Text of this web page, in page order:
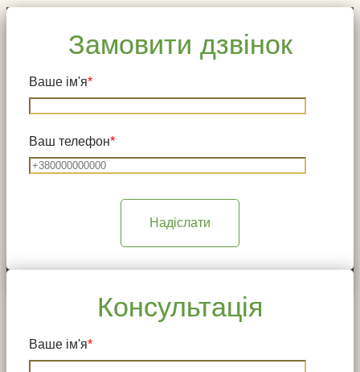
Замовити дзвінок
Ваше ім'я*
Ваш телефон*
Консультація
Ваше ім'я*